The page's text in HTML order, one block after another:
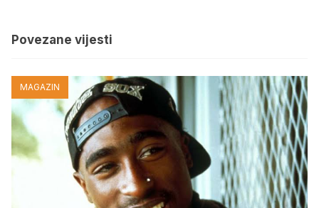
Povezane vijesti
MAGAZIN